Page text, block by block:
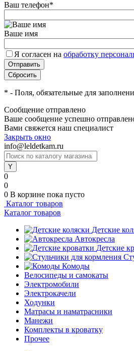
Ваш телефон*
Ваше имя
Я согласен на обработку
* - Поля, обязательные для
Сообщение отправлено
Ваше сообщение успешно
Вами свяжется наш специалист
Закрыть окно
info@leldetkam.ru
0
0
0 В корзине пока пусто
Каталог товаров
Каталог товаров
Детские
Автокресла
Детские
Комоды
Велосипеды и самокаты
Электромобили
Электрокачели
Ходунки
Матрасы и наматрасники
Манежи
Комплекты в кроватку
Прочее